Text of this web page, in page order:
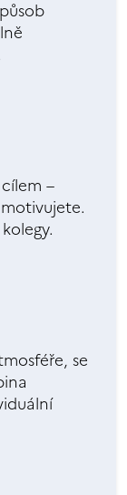
–
se